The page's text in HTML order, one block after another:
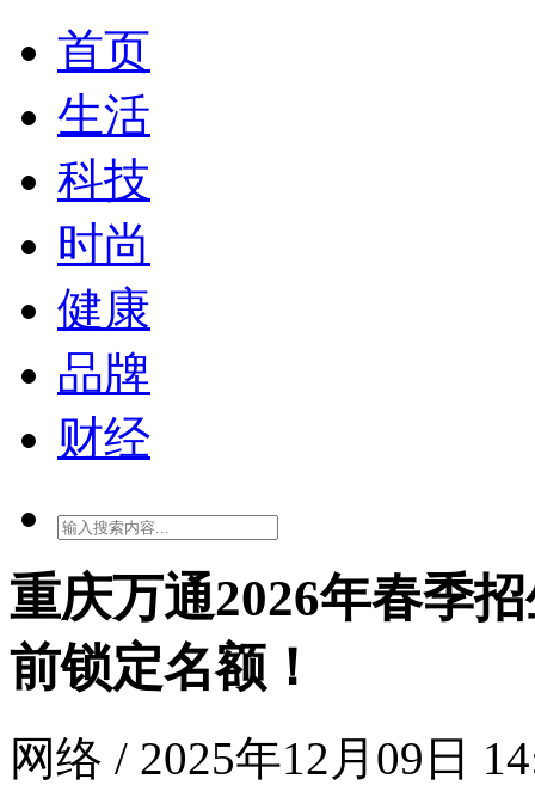
首页
生活
科技
时尚
健康
品牌
财经
重庆万通2026年春季
前锁定名额！
网络 / 2025年12月09日